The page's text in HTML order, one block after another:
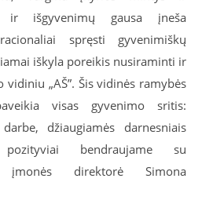
ir išgyvenimų gausa įneša
spręsti gyvenimiškų
iškyla poreikis nusiraminti ir
„AŠ”. Šis vidinės ramybės
visas gyvenimo sritis:
džiaugiamės darnesniais
bendraujame su
įmonės direktorė Simona